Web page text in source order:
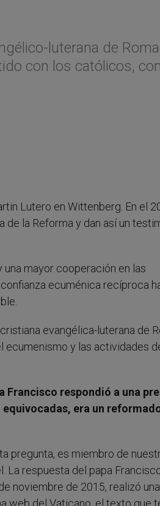
luterana de
con los católicos,
Lutero en Wittenberg. En el
de la Reforma y dan así un
mayor cooperación en las
ecuménica recíproca
evangélica-luterana de
ecumenismo y las actividades
Francisco respondió a una
era un
pregunta, es miembro de
La respuesta del papa
noviembre de 2015, realizó una
web del Vaticano, el texto que